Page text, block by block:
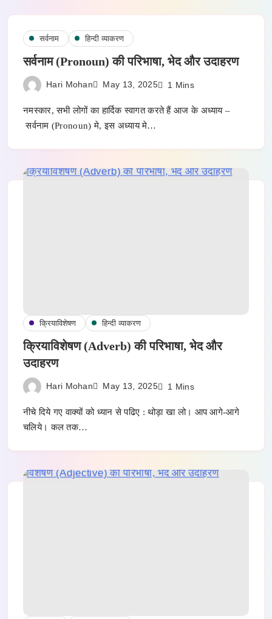
सर्वनाम हिन्दी व्याकरण
सर्वनाम (Pronoun) की परिभाषा, भेद और उदाहरण
Hari Mohan May 13, 2025 1 Mins
नमस्कार, सभी लोगों का हार्दिक स्वागत करते हैं आज के अध्याय –
सर्वनाम (Pronoun) मे, इस अध्याय मे…
क्रियाविशेषण हिन्दी व्याकरण
क्रियाविशेषण (Adverb) की परिभाषा, भेद और
उदाहरण
Hari Mohan May 13, 2025 1 Mins
नीचे दिये गए वाक्यों को ध्यान से पढिए : थोड़ा खा लो। आप आगे-आगे
चलिये। कल तक…